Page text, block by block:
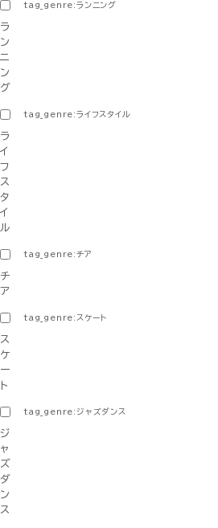
tag_genre:ランニング
ラ
ン
ニ
ン
グ
tag_genre:ライフスタイル
ラ
イ
フ
ス
タ
イ
ル
tag_genre:チア
チ
ア
tag_genre:スケート
ス
ケ
ー
ト
tag_genre:ジャズダンス
ジ
ャ
ズ
ダ
ン
ス